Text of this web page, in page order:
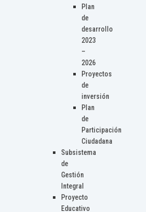
Plan
de
desarrollo
2023
–
2026
Proyectos
de
inversión
Plan
de
Participación
Ciudadana
Subsistema
de
Gestión
Integral
Proyecto
Educativo